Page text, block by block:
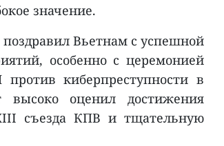
значение.
Вьетнам с успешной
особенно с церемонией
киберпреступности в
высоко оценил достижения
съезда КПВ и тщательную